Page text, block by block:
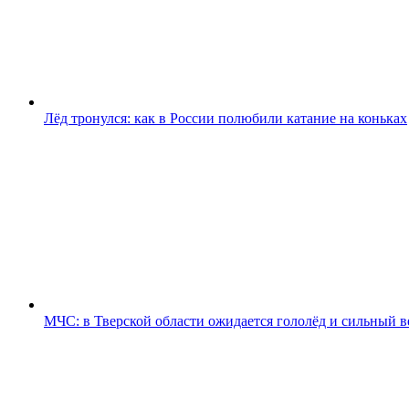
Лёд тронулся: как в России полюбили катание на коньках
МЧС: в Тверской области ожидается гололёд и сильный